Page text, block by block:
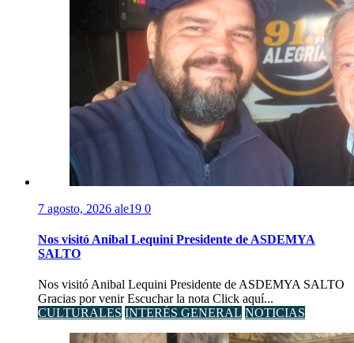
7 agosto, 2026 ale19 0
Nos visitó Anibal Lequini Presidente de ASDEMYA
SALTO
Nos visitó Anibal Lequini Presidente de ASDEMYA SALTO
Gracias por venir Escuchar la nota Click aquí...
CULTURALES INTERÉS GENERAL NOTICIAS